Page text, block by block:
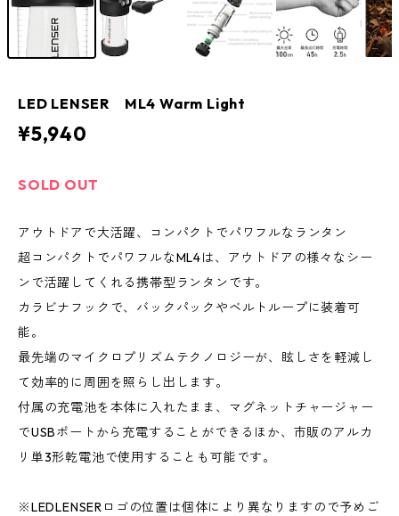
LED LENSER ML4 Warm Light
¥5,940
SOLD OUT
アウトドアで大活躍、コンパクトでパワフルなランタン
超コンパクトでパワフルなML4は、アウトドアの様々なシー
ンで活躍してくれる携帯型ランタンです。
カラビナフックで、バックパックやベルトループに装着可
能。
最先端のマイクロプリズムテクノロジーが、眩しさを軽減し
て効率的に周囲を照らし出します。
付属の充電池を本体に入れたまま、マグネットチャージャー
でUSBポートから充電することができるほか、市販のアルカ
リ単3形乾電池で使用することも可能です。
※LEDLENSERロゴの位置は個体により異なりますので予めご